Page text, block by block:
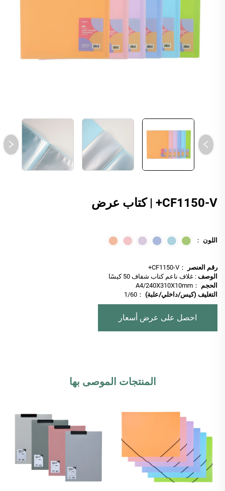
CF1150-V+ | كتاب عرض
اللون ：
رقم العنصر
：CF1150-V+
الوصف : غلاف ناعم كتاب شفاف 50 كيسًا
الحجم ：A4/240X310X10mm
التغليف (كيس/داخلي/علبة) ：1/60
احصل على عرض أسعار
المنتجات الموصى بها